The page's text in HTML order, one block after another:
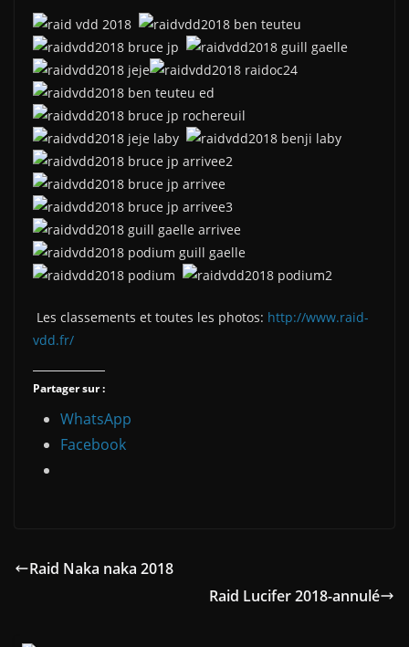
Les classements et toutes les photos: http://www.raid-
vdd.fr/
Partager sur :
WhatsApp
Facebook
Raid Naka naka 2018
Raid Lucifer 2018-annulé